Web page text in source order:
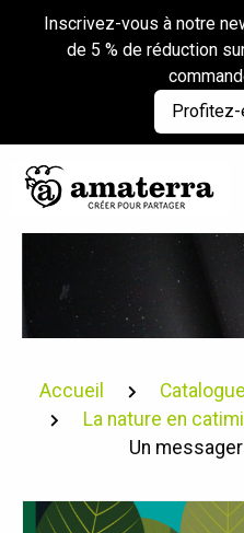
Accueil Catalogue
La nature en
Un
Inscrivez-vous à notre
de 5 % de réduction
Profitez-